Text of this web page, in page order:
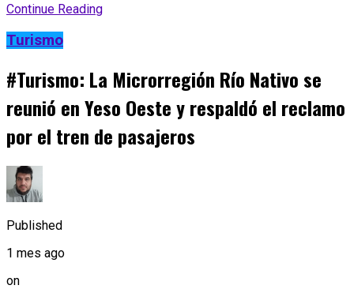
Continue Reading
Turismo
#Turismo: La Microrregión Río Nativo se
reunió en Yeso Oeste y respaldó el reclamo
por el tren de pasajeros
Published
1 mes ago
on